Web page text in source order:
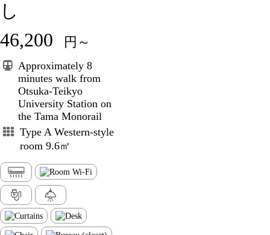
し
46,200 円～
Approximately 8
minutes walk from
Otsuka-Teikyo
University Station on
the Tama Monorail
Type A Western-style
room 9.6㎡